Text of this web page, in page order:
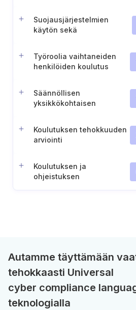
Suojausjärjestelmien
käytön sekä
Työroolia vaihtaneiden
henkilöiden koulutus
Säännöllisen
yksikkökohtaisen
Koulutuksen tehokkuuden
arviointi
Koulutuksen ja
ohjeistuksen
Autamme täyttämään
tehokkaasti Universal
cyber compliance
teknologialla